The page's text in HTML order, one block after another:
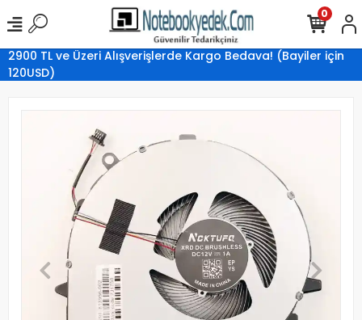
2900 TL ve Üzeri Alışverişlerde Kargo Bedava! (Bayiler için
120USD)
0